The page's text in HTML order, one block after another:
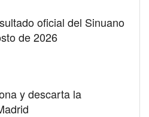
oficial del Sinuano
de 2026
y descarta la